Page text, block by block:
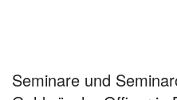
Seminare und